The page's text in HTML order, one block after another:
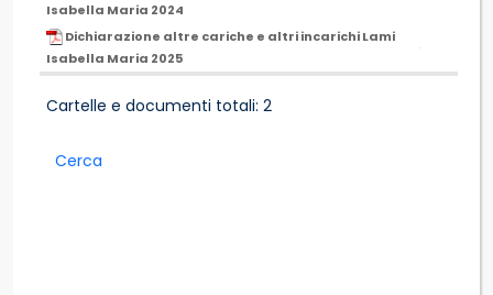
Isabella Maria 2024
Dichiarazione altre cariche e altri incarichi Lami
Isabella Maria 2025
Cartelle e documenti totali: 2
Cerca